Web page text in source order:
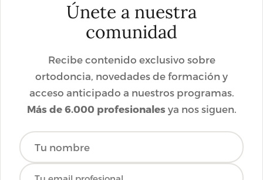
Únete a nuestra
comunidad
Recibe contenido exclusivo sobre
ortodoncia, novedades de formación y
acceso anticipado a nuestros programas.
Más de 6.000 profesionales ya nos siguen.